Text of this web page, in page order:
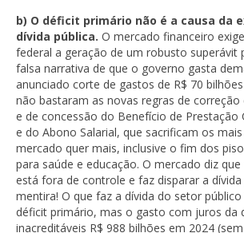
b) O déficit primário não é a causa da
dívida pública. O mercado financeiro
federal a geração de um robusto superávit
falsa narrativa de que o governo gasta
anunciado corte de gastos de R$ 70
não bastaram as novas regras de
e de concessão do Benefício de Prestação
e do Abono Salarial, que sacrificam os
mercado quer mais, inclusive o fim dos
para saúde e educação. O mercado diz
está fora de controle e faz disparar a dívida
mentira! O que faz a dívida do setor público
déficit primário, mas o gasto com juros da
inacreditáveis R$ 988 bilhões em 2024